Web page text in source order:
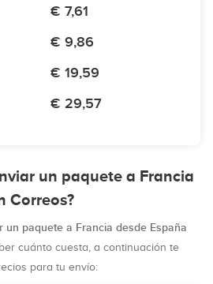
€ 7,61
€ 9,86
€ 19,59
€ 29,57
un paquete a Francia
Correos?
un paquete a Francia desde España
cuánto cuesta, a continuación te
para tu envío: